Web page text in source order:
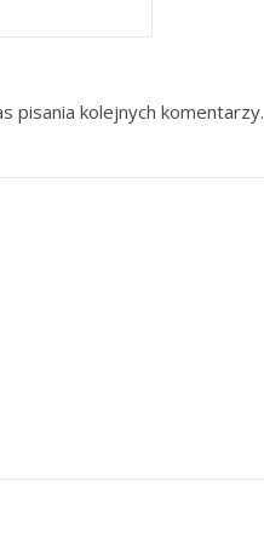
pisania kolejnych komentarzy.